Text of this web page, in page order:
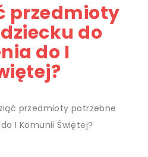
przedmioty
do
do I
przedmioty potrzebne
I Komunii Świętej?